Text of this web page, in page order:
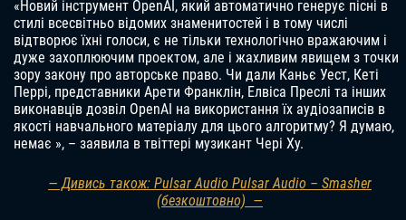
«Новий інструмент OpenAI, який автоматично генерує пісні в
стилі всесвітньо відомих знаменитостей і в тому числі
відтворює їхні голоси, є не тільки технологічно вражаючим і
дуже захоплюючим проектом, але і жахливим явищем з точки
зору закону про авторське право. Чи дали Каньє Уест, Кеті
Перрі, представники Арети Франклін, Елвіса Преслі та інших
виконавців дозвіл OpenAI на використання їх аудіозаписів в
якості навчального матеріалу для цього алгоритму? Я думаю,
немає », – заявила в твіттері музикант Чері Ху.
— Дивись також: Pulsar Audio Pulsar Audio – Smasher
(безкоштовно) —